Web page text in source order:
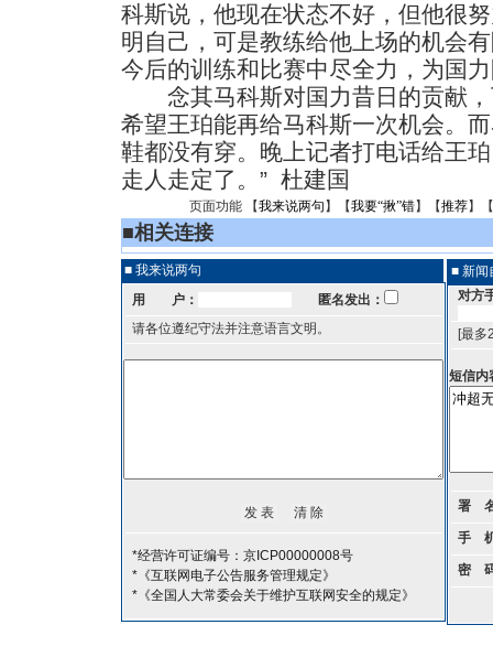
科斯说，他现在状态不好，但他很
明自己，可是教练给他上场的机会
今后的训练和比赛中尽全力，为国
念其马科斯对国力昔日的贡献，
希望王珀能再给马科斯一次机会。
鞋都没有穿。晚上记者打电话给王
走人走定了。” 杜建国
页面功能 【我来说两句 】【我要“揪”错】【推荐】
■相关连接
■ 我来说两句
用 户：
匿名发出：
请各位遵纪守法并注意语言文明。
*经营许可证编号：京ICP00000008号
*《互联网电子公告服务管理规定》
*《全国人大常委会关于维护互联网安全的规定》
■ 新闻
对方
[最多
短信内
署
手
密